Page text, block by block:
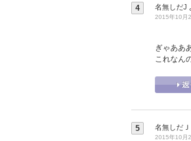
4 名無しだJ
2015年10月
ぎゃああ
これなん
5 名無しだＪ
2015年10月